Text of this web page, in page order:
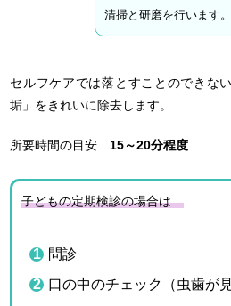
清掃と研磨を行います。
セルフケアでは落とすことのできな
垢」をきれいに除去します。
所要時間の目安…15～20分程度
子どもの定期検診の場合は…
問診
口の中のチェック（虫歯が